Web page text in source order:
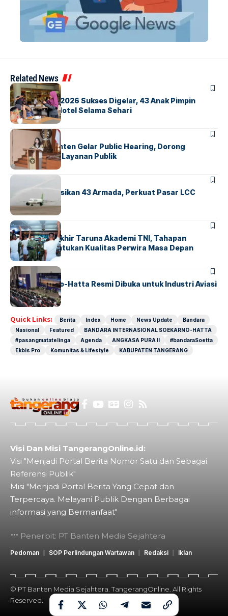
Related News
BERITAINDEX
GM For A Day 2026 Sukses Digelar, 43 Anak Pimpin
Operasional Hotel Selama Sehari
BANDARA BERITA
Karantina Banten Gelar Public Hearing, Dorong
Transparansi Layanan Publik
BANDARA
Citilink Operasikan 43 Armada, Perkuat Pasar LCC
Nasional
BERITA
Sidang Pantukhir Taruna Akademi TNI, Tahapan
Strategis Tentukan Kualitas Perwira Masa Depan
BANDARA BERITA
IALC Soekarno-Hatta Resmi Dibuka untuk Industri Aviasi
Dunia
Quick Links: Berita Index Home News Update
Bandara
Nasional
Featured
BANDARA INTERNASIONAL SOEKARNO-HATTA
#pasangmatatelinga
Agenda ANGKASA PURA II
#bandaraSoetta
Ekbis Pro
Komunitas & Lifestyle KABUPATEN TANGERANG
Visi Dan Misi TangerangOnline.id:
Visi "Menjadi Portal Berita Nomor Satu dan Sebagai
Referensi Publik"
Misi "Menjadi Portal Berita Yang Cepat dan
Terpercaya. Melayani Publik Dengan Berbagai
informasi yang Bermanfaat"
Penerbit: PT Banten Media Sejahtera
Pedoman SOP Perlindungan Wartawan Redaksi Iklan
© PT Banten Media Sejahtera. TangerangOnline. All Rights
Reserved.